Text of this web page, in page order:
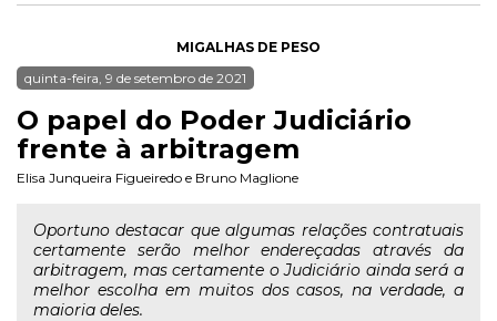
MIGALHAS DE PESO
quinta-feira, 9 de setembro de 2021
O papel do Poder Judiciário
frente à arbitragem
Elisa Junqueira Figueiredo e Bruno Maglione
Oportuno destacar que algumas relações contratuais
certamente serão melhor endereçadas através da
arbitragem, mas certamente o Judiciário ainda será a
melhor escolha em muitos dos casos, na verdade, a
maioria deles.